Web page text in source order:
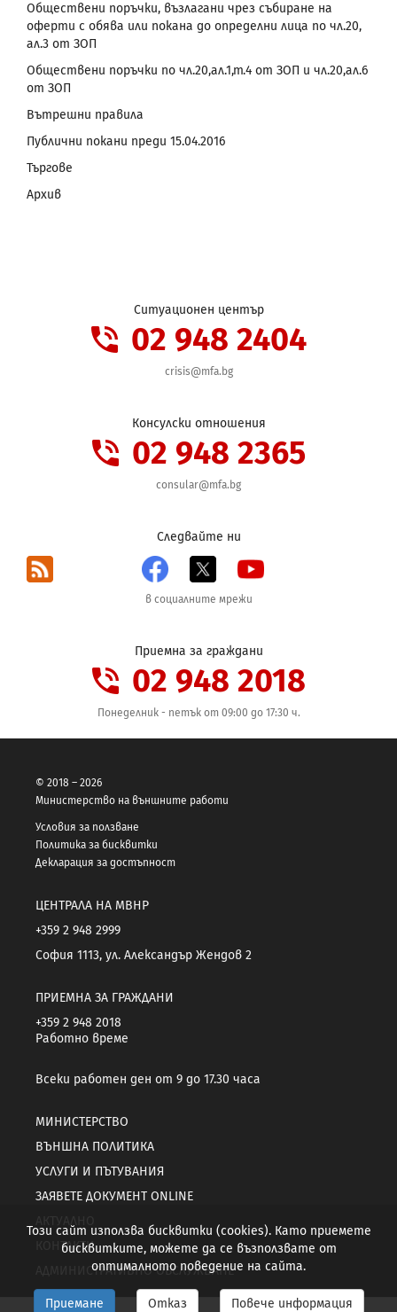
Обществени поръчки, възлагани чрез събиране на
оферти с обява или покана до определни лица по чл.20,
ал.3 от ЗОП
Обществени поръчки по чл.20,ал.1,т.4 от ЗОП и чл.20,ал.6
от ЗОП
Вътрешни правила
Публични покани преди 15.04.2016
Търгове
Архив
Ситуационен център
02 948 2404
crisis@mfa.bg
Консулски отношения
02 948 2365
consular@mfa.bg
Следвайте ни
Facebook
в социалните мрежи
Приемна за граждани
02 948 2018
Понеделник - петък от 09:00 до 17:30 ч.
© 2018 – 2026
Министерство на външните работи
Условия за ползване
Политика за бисквитки
Декларация за достъпност
ЦЕНТРАЛА НА МВНР
+359 2 948 2999
София 1113, ул. Александър Жендов 2
ПРИЕМНА ЗА ГРАЖДАНИ
+359 2 948 2018
Работно време
Всеки работен ден от 9 до 17.30 часа
МИНИСТЕРСТВО
ВЪНШНА ПОЛИТИКА
УСЛУГИ И ПЪТУВАНИЯ
ЗАЯВЕТЕ ДОКУМЕНТ ONLINE
КОНТАКТИ
АДМИНИСТРАТИВНО ОБСЛУЖВАНЕ
Този сайт използва бисквитки (cookies). Като приемете
бисквитките, можете да се възползвате от
оптималното поведение на сайта.
Приемане Отказ Повече информация